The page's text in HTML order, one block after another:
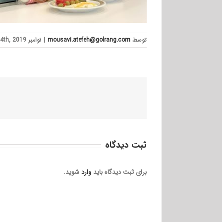
توسط mousavi.atefeh@golrang.com
| نوامبر 4th, 2019
ثبت ديدگاه
برای ثبت دیدگاه باید واردشوید.